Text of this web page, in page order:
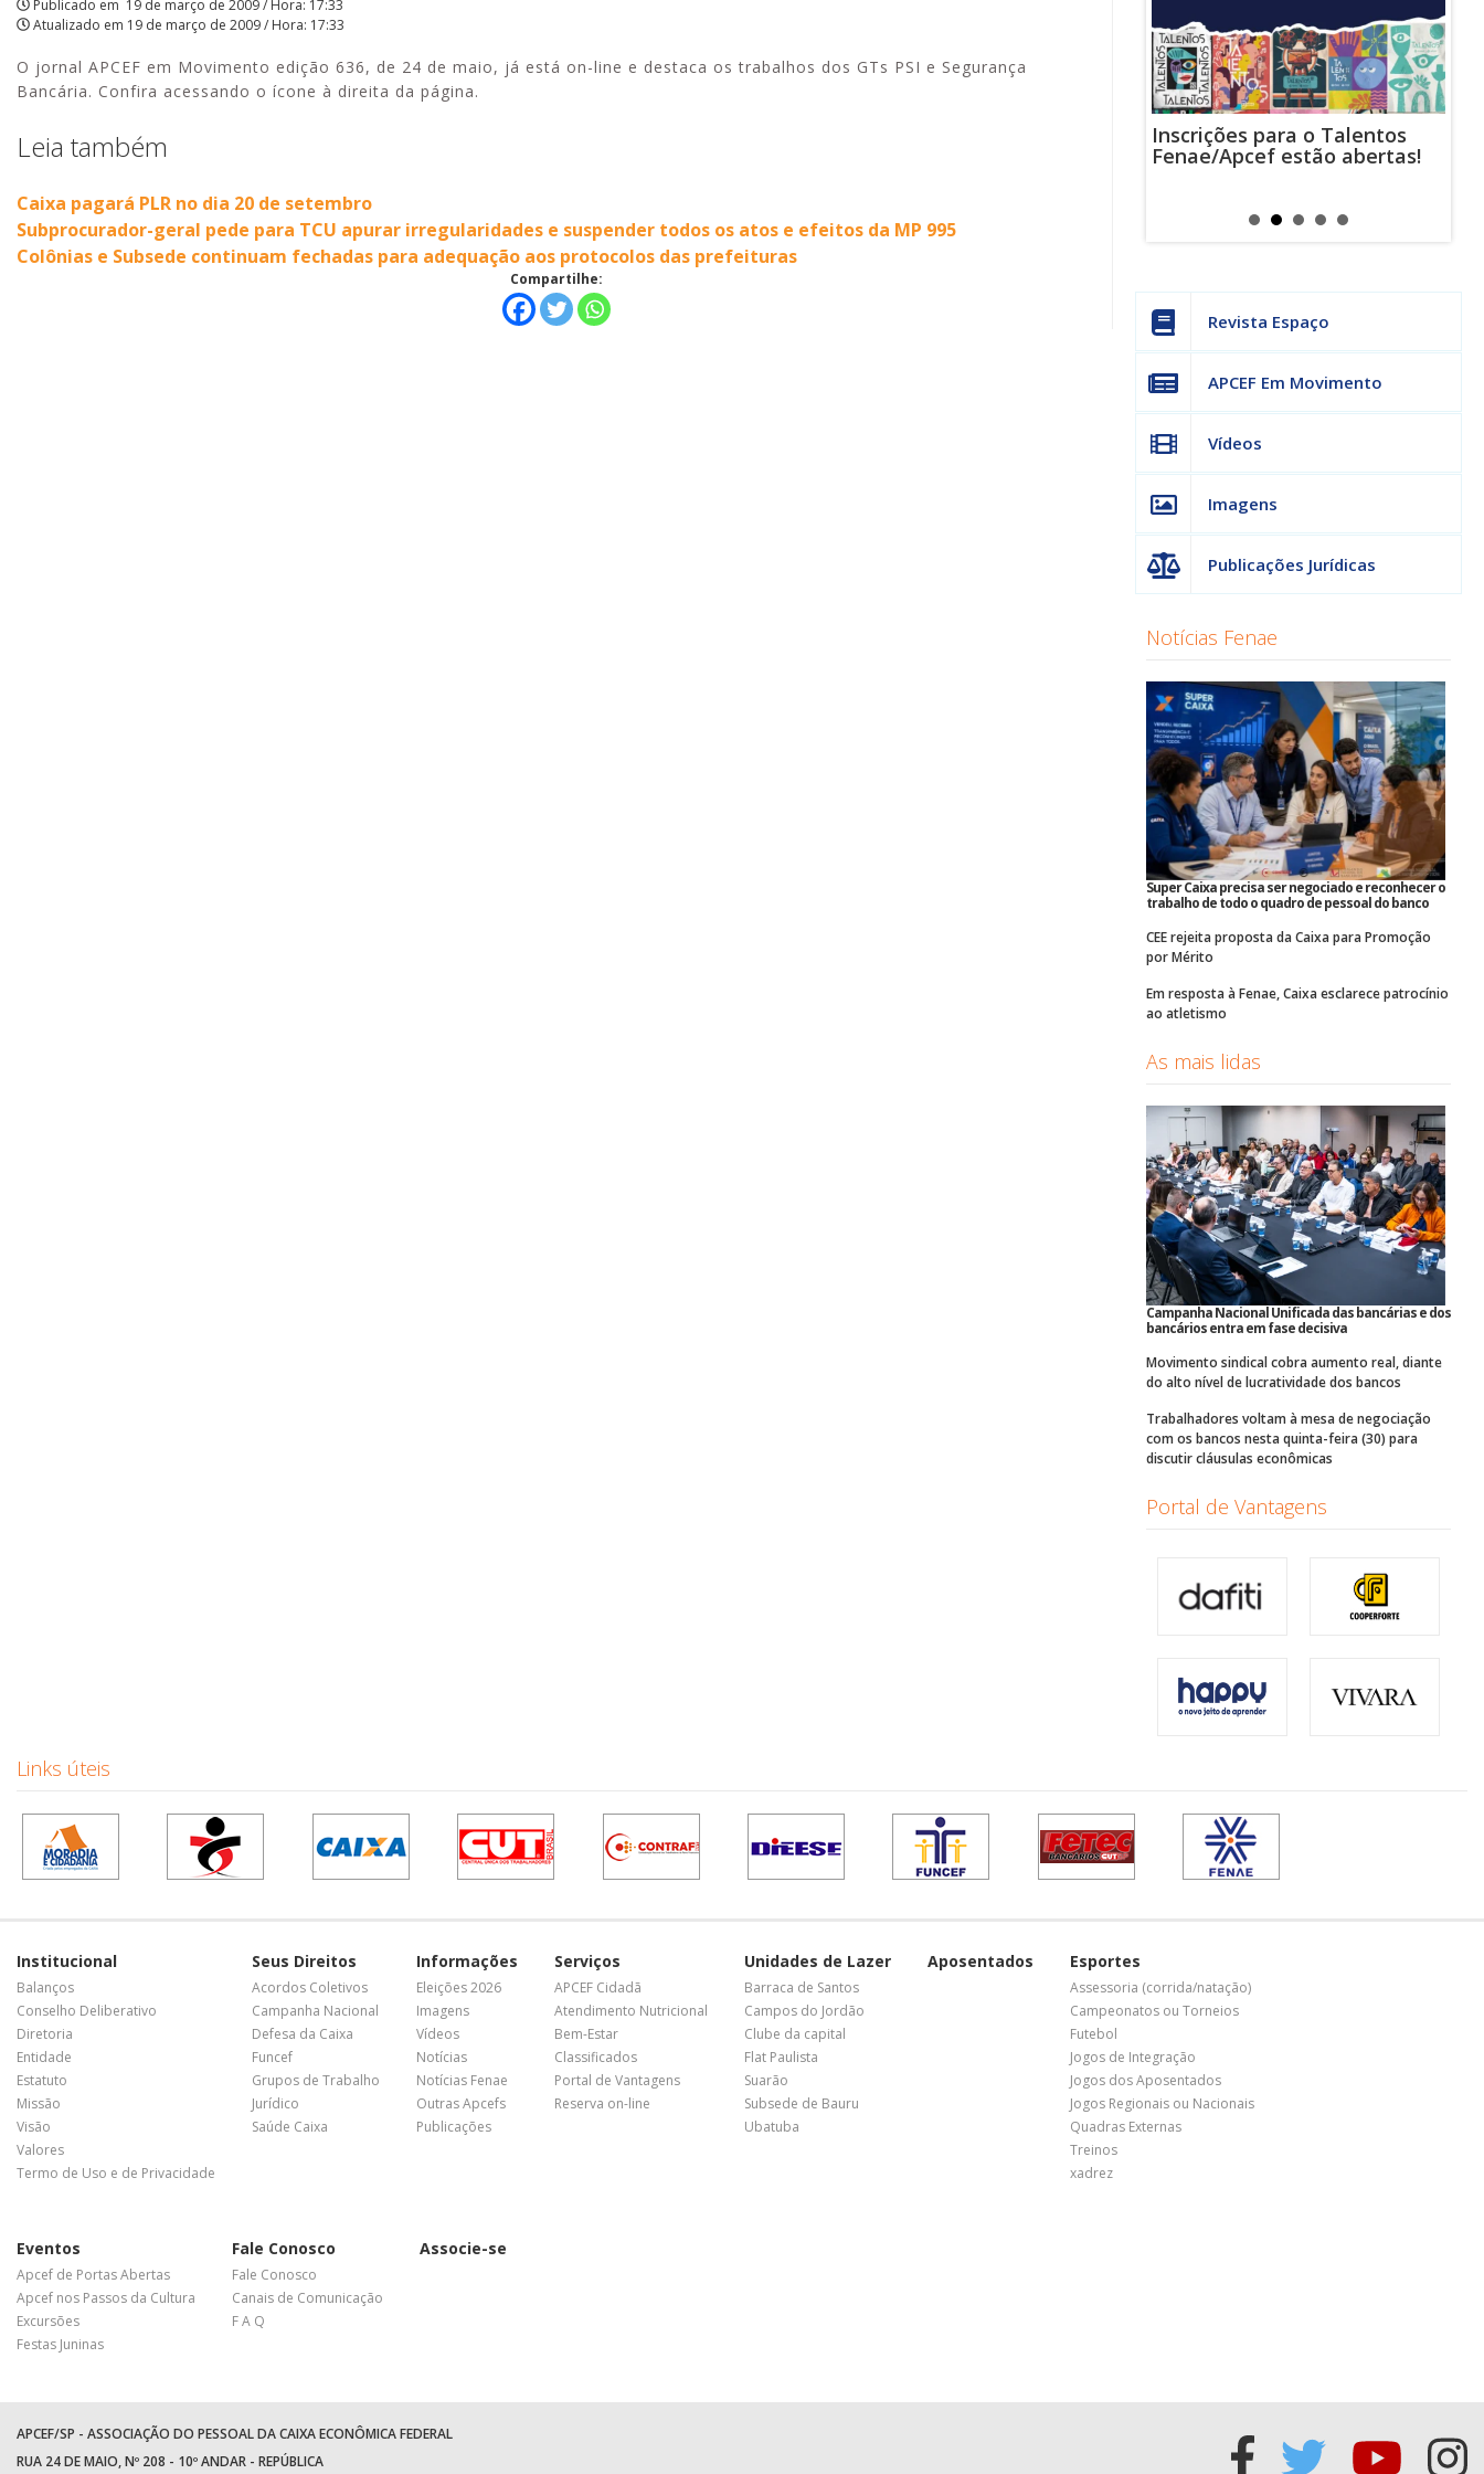
on-
line
|
APCEF/SP
Publicado em 19 de março de 2009 / Hora: 17:33
Atualizado em 19 de março de 2009 / Hora: 17:33
O jornal APCEF em Movimento edição 636, de 24 de maio, já está on-line e destaca os trabalhos dos GTs PSI e Segurança
Bancária. Confira acessando o ícone à direita da página.
Leia também
Caixa pagará PLR no dia 20 de setembro
Subprocurador-geral pede para TCU apurar irregularidades e suspender todos os atos e efeitos da MP 995
Colônias e Subsede continuam fechadas para adequação aos protocolos das prefeituras
Compartilhe:
Inscrições para o Talentos
Fenae/Apcef estão abertas!
Revista Espaço
APCEF Em Movimento
Vídeos
Imagens
Publicações Jurídicas
Notícias Fenae
Super Caixa precisa ser negociado e reconhecer o
trabalho de todo o quadro de pessoal do banco
CEE rejeita proposta da Caixa para Promoção
por Mérito
Em resposta à Fenae, Caixa esclarece patrocínio
ao atletismo
As mais lidas
Campanha Nacional Unificada das bancárias e dos
bancários entra em fase decisiva
Movimento sindical cobra aumento real, diante
do alto nível de lucratividade dos bancos
Trabalhadores voltam à mesa de negociação
com os bancos nesta quinta-feira (30) para
discutir cláusulas econômicas
Portal de Vantagens
Links úteis
Institucional
Balanços
Conselho Deliberativo
Diretoria
Entidade
Estatuto
Missão
Visão
Valores
Termo de Uso e de Privacidade
Seus Direitos
Acordos Coletivos
Campanha Nacional
Defesa da Caixa
Funcef
Grupos de Trabalho
Jurídico
Saúde Caixa
Informações
Eleições 2026
Imagens
Vídeos
Notícias
Notícias Fenae
Outras Apcefs
Publicações
Serviços
APCEF Cidadã
Atendimento Nutricional
Bem-Estar
Classificados
Portal de Vantagens
Reserva on-line
Unidades de Lazer
Barraca de Santos
Campos do Jordão
Clube da capital
Flat Paulista
Suarão
Subsede de Bauru
Ubatuba
Aposentados Esportes
Assessoria (corrida/natação)
Campeonatos ou Torneios
Futebol
Jogos de Integração
Jogos dos Aposentados
Jogos Regionais ou Nacionais
Quadras Externas
Treinos
xadrez
Eventos
Apcef de Portas Abertas
Apcef nos Passos da Cultura
Excursões
Festas Juninas
Fale Conosco
Fale Conosco
Canais de Comunicação
F A Q
Associe-se
APCEF/SP - ASSOCIAÇÃO DO PESSOAL DA CAIXA ECONÔMICA FEDERAL
RUA 24 DE MAIO, Nº 208 - 10º ANDAR - REPÚBLICA
Acessar
Acessar